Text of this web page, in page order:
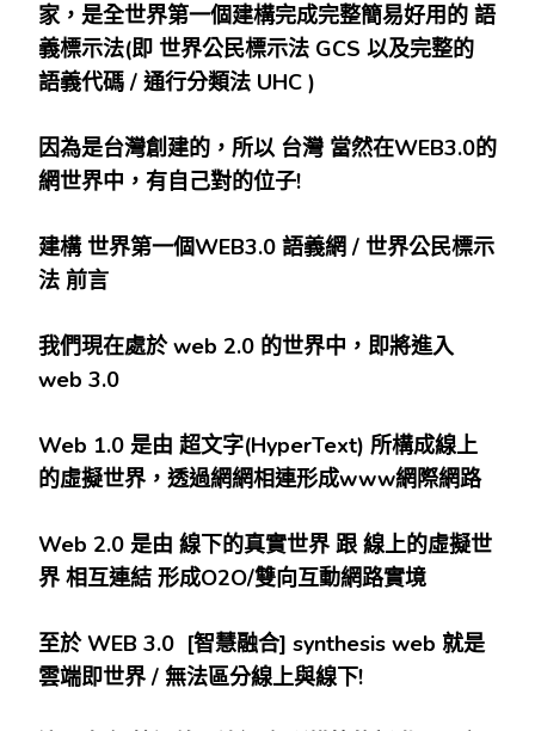
家，是全世界第一個建構完成完整簡易好用的 語
義標示法(即 世界公民標示法 GCS 以及完整的
語義代碼 / 通行分類法 UHC )
因為是台灣創建的，所以 台灣 當然在WEB3.0的
網世界中，有自己對的位子!
建構 世界第一個WEB3.0 語義網 / 世界公民標示
法 前言
我們現在處於 web 2.0 的世界中，即將進入
web 3.0
Web 1.0 是由 超文字(HyperText) 所構成線上
的虛擬世界，透過網網相連形成www網際網路
Web 2.0 是由 線下的真實世界 跟線上的虛擬世
界 相互連結 形成O2O/雙向互動網路實境
至於 WEB 3.0 [智慧融合] synthesis web 就是
雲端即世界 / 無法區分線上與線下!